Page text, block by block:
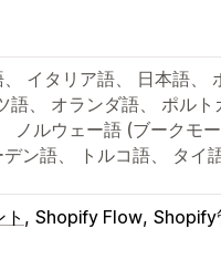
イタリア語、 日本語、
語、 オランダ語、 ポル
ノルウェー語 (ブークモ
ン語、 トルコ語、 タイ
Shopify Flow Shopify